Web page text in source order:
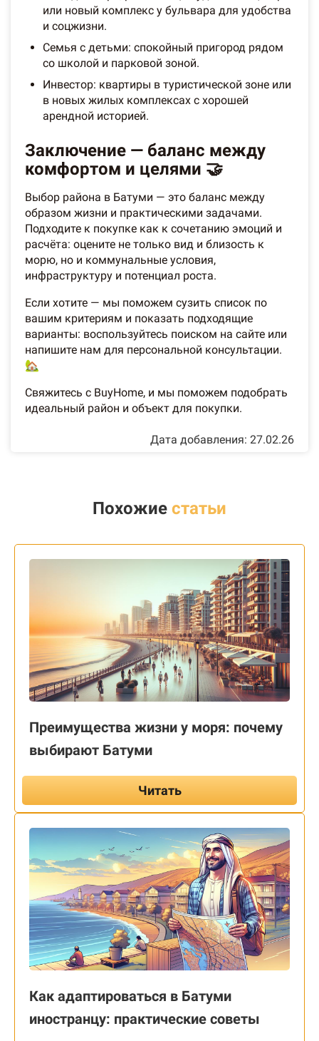
или новый комплекс у бульвара для удобства
и соцжизни.
Семья с детьми: спокойный пригород рядом
со школой и парковой зоной.
Инвестор: квартиры в туристической зоне или
в новых жилых комплексах с хорошей
арендной историей.
Заключение — баланс между
комфортом и целями 🤝
Выбор района в Батуми — это баланс между
образом жизни и практическими задачами.
Подходите к покупке как к сочетанию эмоций и
расчёта: оцените не только вид и близость к
морю, но и коммунальные условия,
инфраструктуру и потенциал роста.
Если хотите — мы поможем сузить список по
вашим критериям и показать подходящие
варианты: воспользуйтесь поиском на сайте или
напишите нам для персональной консультации.
🏡
Свяжитесь с BuyHome, и мы поможем подобрать
идеальный район и объект для покупки.
Дата добавления: 27.02.26
Похожие статьи
Преимущества жизни у моря: почему
выбирают Батуми
Читать
Как адаптироваться в Батуми
иностранцу: практические советы